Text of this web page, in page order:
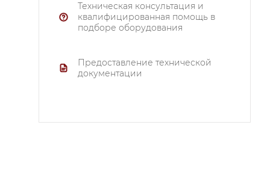
Техническая консультация и
квалифицированная помощь в
подборе оборудования
Предоставление технической
документации